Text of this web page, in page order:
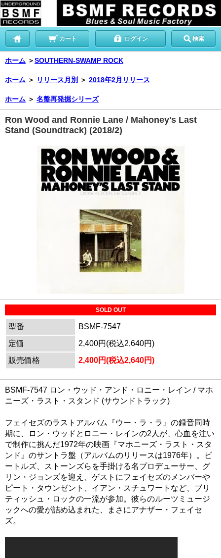
カート ログイン 検索
ホーム ＞SOUTHERN-SWAMP ROCK
ホーム ＞ リリース月別 ＞ 2018年2月リリース
ホーム ＞ 名盤再発掘シリーズ
Ron Wood and Ronnie Lane / Mahoney's Last
Stand (Soundtrack) (2018/2)
SOLD OUT
型番
BSMF-7547
定価
2,400円(税込2,640円)
販売価格
2,400円(税込2,640円)
BSMF-7547 ロン・ウッド・アンド・ロニー・レイン / マホ
ニーズ・ラスト・スタンド (サウンドトラック)
フェイセズのラストアルバム『ウー・ラ・ラ』の録音同時
期に、ロン・ウッドとロニー・レインの2人が、心血を注い
で制作に挑んだ1972年の映画『マホニーズ・ラスト・スタ
ンド』のサントラ盤（アルバムのリリースは1976年）。ビ
ートルズ、ストーンズらを手掛ける名プロデューサー、グ
リン・ジョンズを迎え、ゲストにフェイセズのメンバーや
ピート・タウンゼント、イアン・スチュワートなど、ブリ
ティッシュ・ロックの一流が参加。彼らのルーツミュージ
ックへの愛が詰め込まれた、まさにアナザー・フェイセ
ズ。